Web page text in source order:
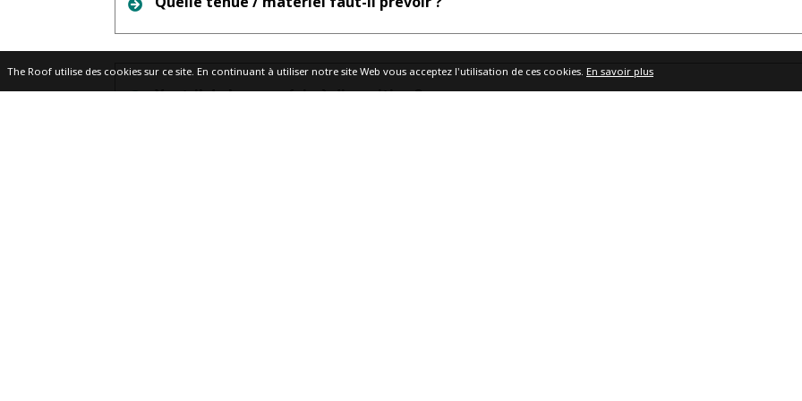
Y a-t-il de la magnésie à disposition ?
The Roof utilise des cookies sur ce site. En continuant à utiliser notre site Web vous acceptez l'utilisation de ces cookies. En savoir plus